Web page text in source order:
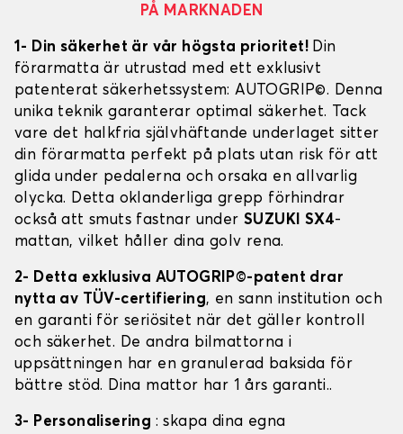
PÅ MARKNADEN
1- Din säkerhet är vår högsta prioritet! Din
förarmatta är utrustad med ett exklusivt
patenterat säkerhetssystem: AUTOGRIP©. Denna
unika teknik garanterar optimal säkerhet. Tack
vare det halkfria självhäftande underlaget sitter
din förarmatta perfekt på plats utan risk för att
glida under pedalerna och orsaka en allvarlig
olycka. Detta oklanderliga grepp förhindrar
också att smuts fastnar under SUZUKI SX4-
mattan, vilket håller dina golv rena.
2- Detta exklusiva AUTOGRIP©-patent drar
nytta av TÜV-certifiering, en sann institution och
en garanti för seriösitet när det gäller kontroll
och säkerhet. De andra bilmattorna i
uppsättningen har en granulerad baksida för
bättre stöd. Dina mattor har 1 års garanti..
3- Personalisering : skapa dina egna